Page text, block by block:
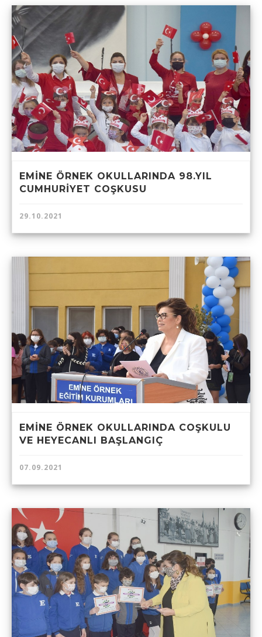
EMİNE ÖRNEK OKULLARINDA 98.YIL
CUMHURİYET COŞKUSU
29.10.2021
EMİNE ÖRNEK OKULLARINDA COŞKULU
VE HEYECANLI BAŞLANGIÇ
07.09.2021